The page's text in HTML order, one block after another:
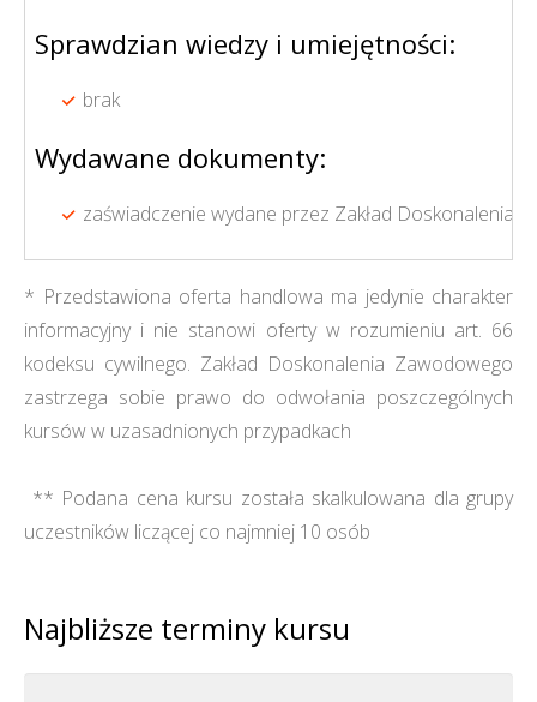
Sprawdzian wiedzy i umiejętności:
brak
Wydawane dokumenty:
zaświadczenie wydane przez Zakład Doskonalenia
* Przedstawiona oferta handlowa ma jedynie charakter
informacyjny i nie stanowi oferty w rozumieniu art. 66
kodeksu cywilnego. Zakład Doskonalenia Zawodowego
zastrzega sobie prawo do odwołania poszczególnych
kursów w uzasadnionych przypadkach
** Podana cena kursu została skalkulowana dla grupy
uczestników liczącej co najmniej 10 osób
Najbliższe terminy kursu